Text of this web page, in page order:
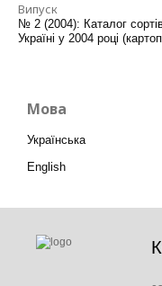
Випуск
№ 2 (2004): Каталог
Україні у 2004 році
Мова
Українська
English